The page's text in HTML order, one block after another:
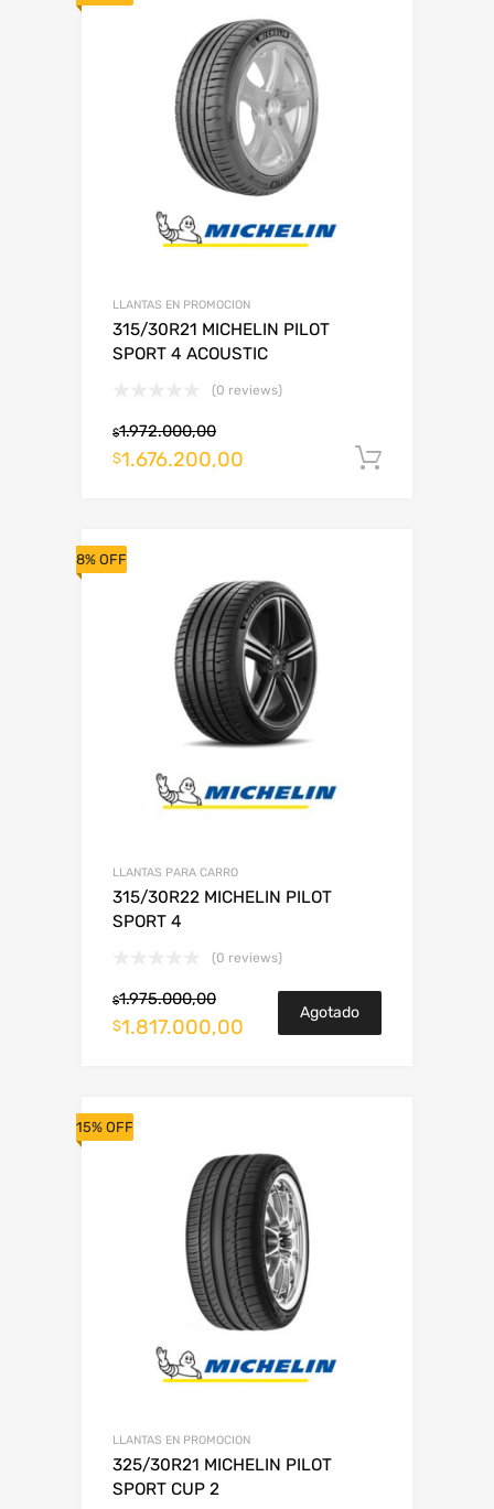
LLANTAS EN PROMOCION
315/30R21 MICHELIN PILOT
SPORT 4 ACOUSTIC
(0 reviews)
$1.972.000,00
$1.676.200,00
8% OFF
LLANTAS PARA CARRO
315/30R22 MICHELIN PILOT
SPORT 4
(0 reviews)
$1.975.000,00
$1.817.000,00
Agotado
15% OFF
LLANTAS EN PROMOCION
325/30R21 MICHELIN PILOT
SPORT CUP 2